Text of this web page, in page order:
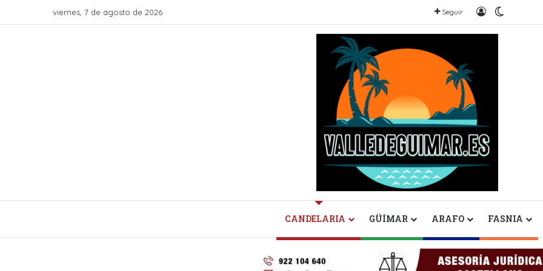
viernes, 7 de agosto de 2026 Seguir Iniciar sesión
Switch
CANDELARIA GÜÍMAR ARAFO FASNIA